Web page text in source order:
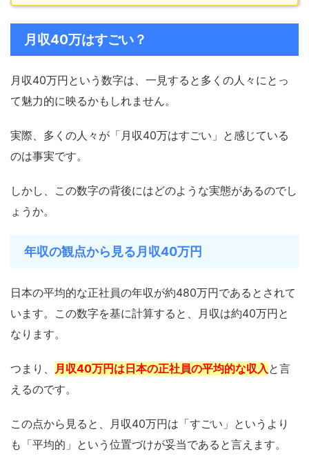
月収40万はすごい？
月収40万円という数字は、一見すると多くの人々にとっ
て魅力的に映るかもしれません。
実際、多くの人々が「月収40万はすごい」と感じている
のは事実です。
しかし、この数字の背後にはどのような実態があるのでし
ょうか。
年収の観点から見る月収40万円
日本の平均的な正社員の年収が約480万円であるとされて
います。この数字を基に計算すると、月収は約40万円と
なります。
つまり、 月収40万円は日本の正社員の平均的な収入 と言
えるのです。
この点から見ると、月収40万円は「すごい」というより
も「平均的」という位置づけが妥当であると言えます。